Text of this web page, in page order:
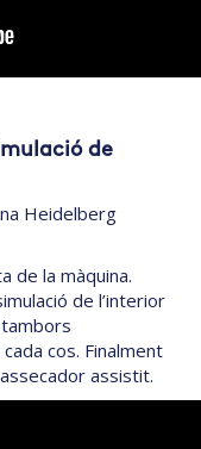
de
Heidelberg
de la màquina.
de l’interior
cos. Finalment
assistit.